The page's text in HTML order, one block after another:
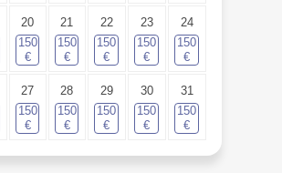
20
150
€
21
150
€
22
150
€
23
150
€
24
150
€
27
150
€
28
150
€
29
150
€
30
150
€
31
150
€